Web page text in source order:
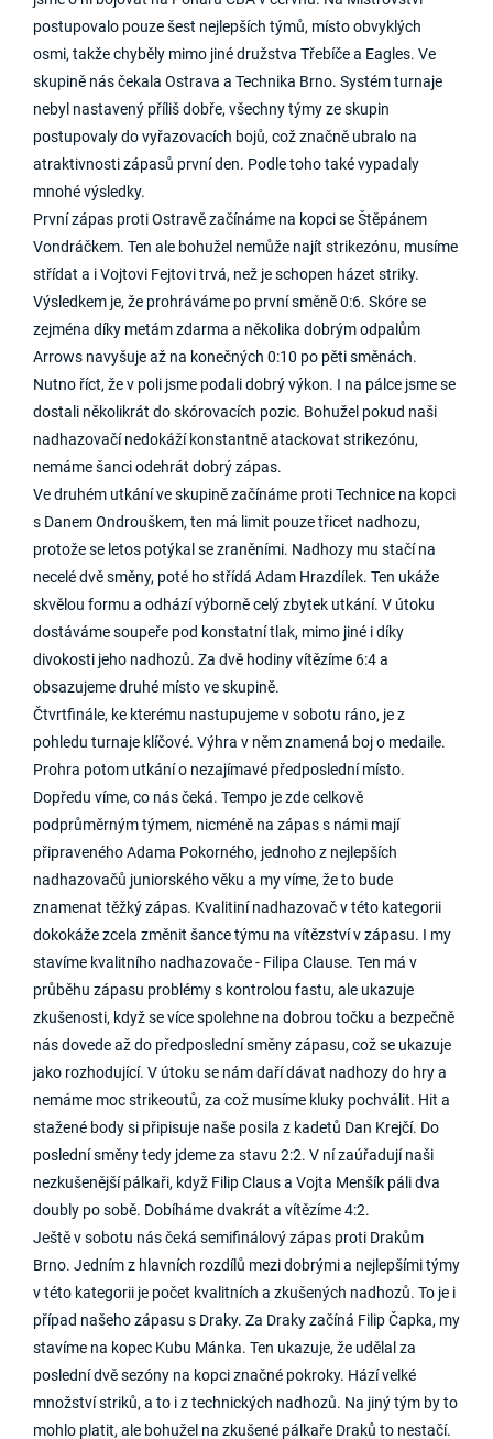
postupovalo pouze šest nejlepších týmů, místo obvyklých
osmi, takže chyběly mimo jiné družstva Třebíče a Eagles. Ve
skupině nás čekala Ostrava a Technika Brno. Systém turnaje
nebyl nastavený příliš dobře, všechny týmy ze skupin
postupovaly do vyřazovacích bojů, což značně ubralo na
atraktivnosti zápasů první den. Podle toho také vypadaly
mnohé výsledky.
První zápas proti Ostravě začínáme na kopci se Štěpánem
Vondráčkem. Ten ale bohužel nemůže najít strikezónu, musíme
střídat a i Vojtovi Fejtovi trvá, než je schopen házet striky.
Výsledkem je, že prohráváme po první směně 0:6. Skóre se
zejména díky metám zdarma a několika dobrým odpalům
Arrows navyšuje až na konečných 0:10 po pěti směnách.
Nutno říct, že v poli jsme podali dobrý výkon. I na pálce jsme se
dostali několikrát do skórovacích pozic. Bohužel pokud naši
nadhazovačí nedokáží konstantně atackovat strikezónu,
nemáme šanci odehrát dobrý zápas.
Ve druhém utkání ve skupině začínáme proti Technice na kopci
s Danem Ondrouškem, ten má limit pouze třicet nadhozu,
protože se letos potýkal se zraněními. Nadhozy mu stačí na
necelé dvě směny, poté ho střídá Adam Hrazdílek. Ten ukáže
skvělou formu a odhází výborně celý zbytek utkání. V útoku
dostáváme soupeře pod konstatní tlak, mimo jiné i díky
divokosti jeho nadhozů. Za dvě hodiny vítězíme 6:4 a
obsazujeme druhé místo ve skupině.
Čtvrtfinále, ke kterému nastupujeme v sobotu ráno, je z
pohledu turnaje klíčové. Výhra v něm znamená boj o medaile.
Prohra potom utkání o nezajímavé předposlední místo.
Dopředu víme, co nás čeká. Tempo je zde celkově
podprůměrným týmem, nicméně na zápas s námi mají
připraveného Adama Pokorného, jednoho z nejlepších
nadhazovačů juniorského věku a my víme, že to bude
znamenat těžký zápas. Kvalitiní nadhazovač v této kategorii
dokokáže zcela změnit šance týmu na vítězství v zápasu. I my
stavíme kvalitního nadhazovače - Filipa Clause. Ten má v
průběhu zápasu problémy s kontrolou fastu, ale ukazuje
zkušenosti, když se více spolehne na dobrou točku a bezpečně
nás dovede až do předposlední směny zápasu, což se ukazuje
jako rozhodující. V útoku se nám daří dávat nadhozy do hry a
nemáme moc strikeoutů, za což musíme kluky pochválit. Hit a
stažené body si připisuje naše posila z kadetů Dan Krejčí. Do
poslední směny tedy jdeme za stavu 2:2. V ní zaúřadují naši
nezkušenější pálkaři, když Filip Claus a Vojta Menšík páli dva
doubly po sobě. Dobíháme dvakrát a vítězíme 4:2.
Ještě v sobotu nás čeká semifinálový zápas proti Drakům
Brno. Jedním z hlavních rozdílů mezi dobrými a nejlepšími týmy
v této kategorii je počet kvalitních a zkušených nadhozů. To je i
případ našeho zápasu s Draky. Za Draky začíná Filip Čapka, my
stavíme na kopec Kubu Mánka. Ten ukazuje, že udělal za
poslední dvě sezóny na kopci značné pokroky. Hází velké
množství striků, a to i z technických nadhozů. Na jiný tým by to
mohlo platit, ale bohužel na zkušené pálkaře Draků to nestačí.